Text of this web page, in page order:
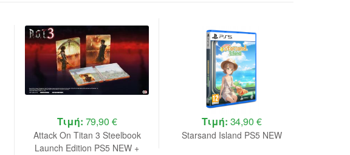
Τιμή: 79,90 €
Attack On Titan 3 Steelbook
Launch Edition PS5 NEW +
Τιμή: 34,90 €
Starsand Island PS5 NEW